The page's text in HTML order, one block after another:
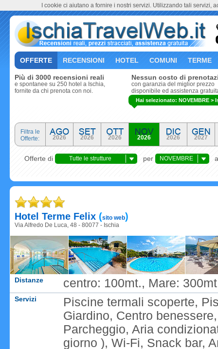
OFFERTE RECENSIONI HOTEL COMUNI TERME
Più di 3000 recensioni reali
e spontanee su 250 hotel a Ischia,
fornite da chi prenota con noi.
Nessun costo di
con garanzia del miglior prezzo
disponibile ed assistenza
Filtra le
Offerte:
2026 2026 2026 2026 2026 2027
Offerte di
Tutte le strutture
per NOVEMBRE
Hotel Terme Felix (sito web)
Via Alfredo De Luca, 48 - 80077 - Ischia
Distanze centro: 100mt., Mare:
Servizi
Piscine termali scoperte,
Giardino, Centro
Parcheggio, Aria
giorno ), Wi-Fi, Snack bar,
Hai selezionato: NOVEMBRE >
I cookie ci aiutano a fornire i nostri servizi. Utilizzando tali servizi,